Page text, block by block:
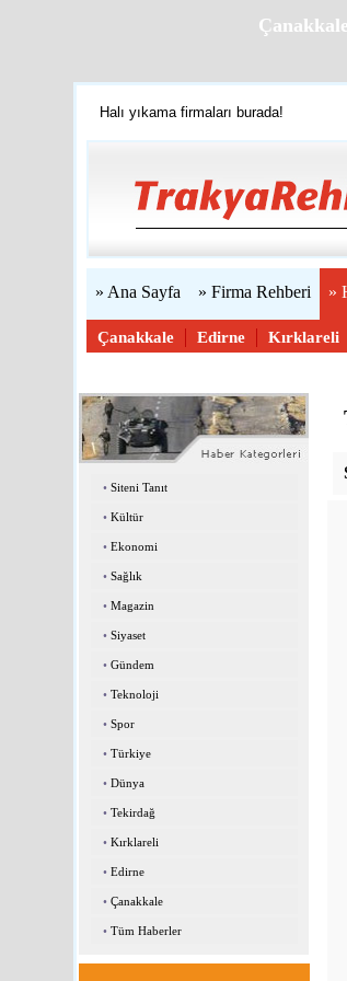
Çanakkale
Trakya'yı tanıyalım
» Ana Sayfa » Firma Rehberi »
Çanakkale Edirne Kırklareli
•Siteni Tanıt
•Kültür
•Ekonomi
•Sağlık
•Magazin
•Siyaset
•Gündem
•Teknoloji
•Spor
•Türkiye
•Dünya
•Tekirdağ
•Kırklareli
•Edirne
•Çanakkale
•Tüm Haberler